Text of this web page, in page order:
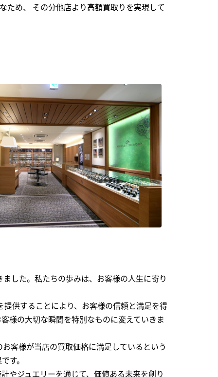
ため、 その分他店より高額買取りを実現して
した。私たちの歩みは、お客様の人生に寄り
供することにより、お客様の信頼と満足を得
様の大切な瞬間を特別なものに変えていきま
客様が当店の買取価格に満足しているという
す。
やジュエリーを通じて、価値ある未来を創り